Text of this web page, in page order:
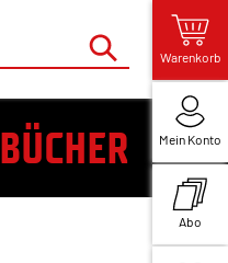
Warenkorb
Mein Konto
Abo
BÜCHER